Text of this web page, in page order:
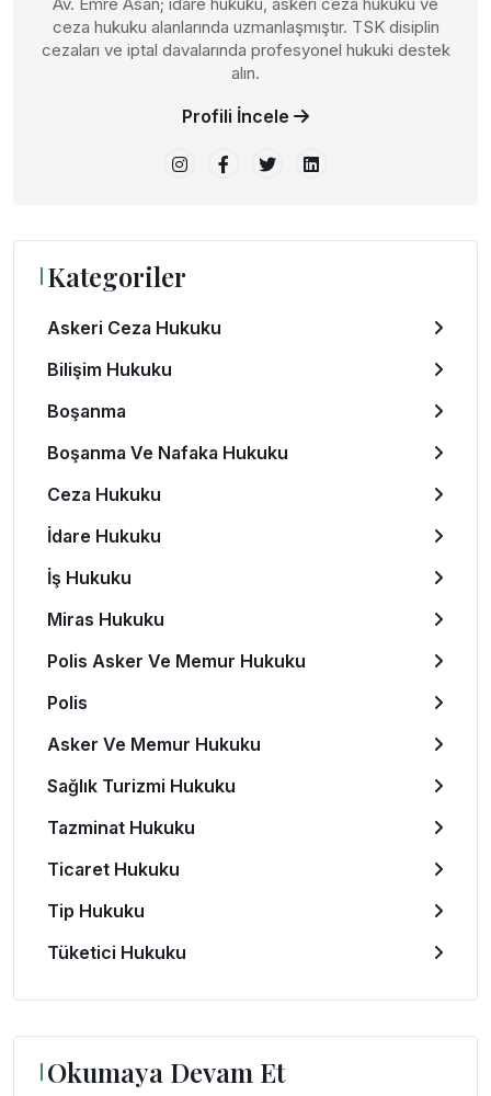
ceza hukuku alanlarında uzmanlaşmıştır. TSK disiplin
cezaları ve iptal davalarında profesyonel hukuki destek
alın.
Profili İncele
Kategoriler
Askeri Ceza Hukuku
Bilişim Hukuku
Boşanma
Boşanma Ve Nafaka Hukuku
Ceza Hukuku
İdare Hukuku
İş Hukuku
Miras Hukuku
Polis Asker Ve Memur Hukuku
Polis
Asker Ve Memur Hukuku
Sağlık Turizmi Hukuku
Tazminat Hukuku
Ticaret Hukuku
Tip Hukuku
Tüketici Hukuku
Okumaya Devam Et